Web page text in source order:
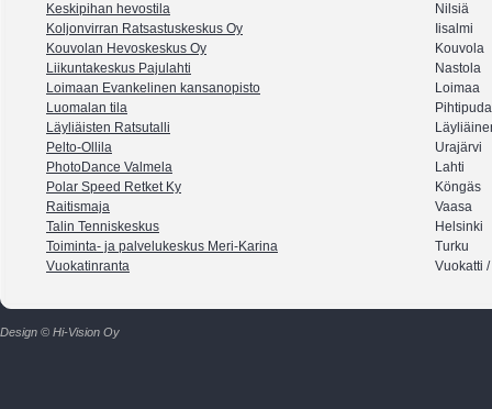
Keskipihan hevostila
Nilsiä
Koljonvirran Ratsastuskeskus Oy
Iisalmi
Kouvolan Hevoskeskus Oy
Kouvola
Liikuntakeskus Pajulahti
Nastola
Loimaan Evankelinen kansanopisto
Loimaa
Luomalan tila
Läyliäisten Ratsutalli
Pelto-Ollila
Urajärvi
PhotoDance Valmela
Lahti
Polar Speed Retket Ky
Köngäs
Raitismaja
Vaasa
Talin Tenniskeskus
Helsinki
Toiminta- ja palvelukeskus Meri-Karina
Turku
Vuokatinranta
Vuokatti
Design © Hi-Vision Oy